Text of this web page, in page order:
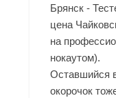
Брянск -
цена
на
нокаутом).
Оставшийся
окорочок